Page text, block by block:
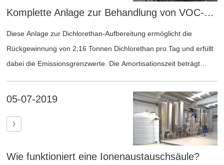
Komplette Anlage zur Behandlung von VOC-Abgasen ab Kundenstandort
Diese Anlage zur Dichlorethan-Aufbereitung ermöglicht die
Rückgewinnung von 2,16 Tonnen Dichlorethan pro Tag und erfüllt
dabei die Emissionsgrenzwerte. Die Amortisationszeit beträgt
05-07-2019
Wie funktioniert eine Ionenaustauschsäule?